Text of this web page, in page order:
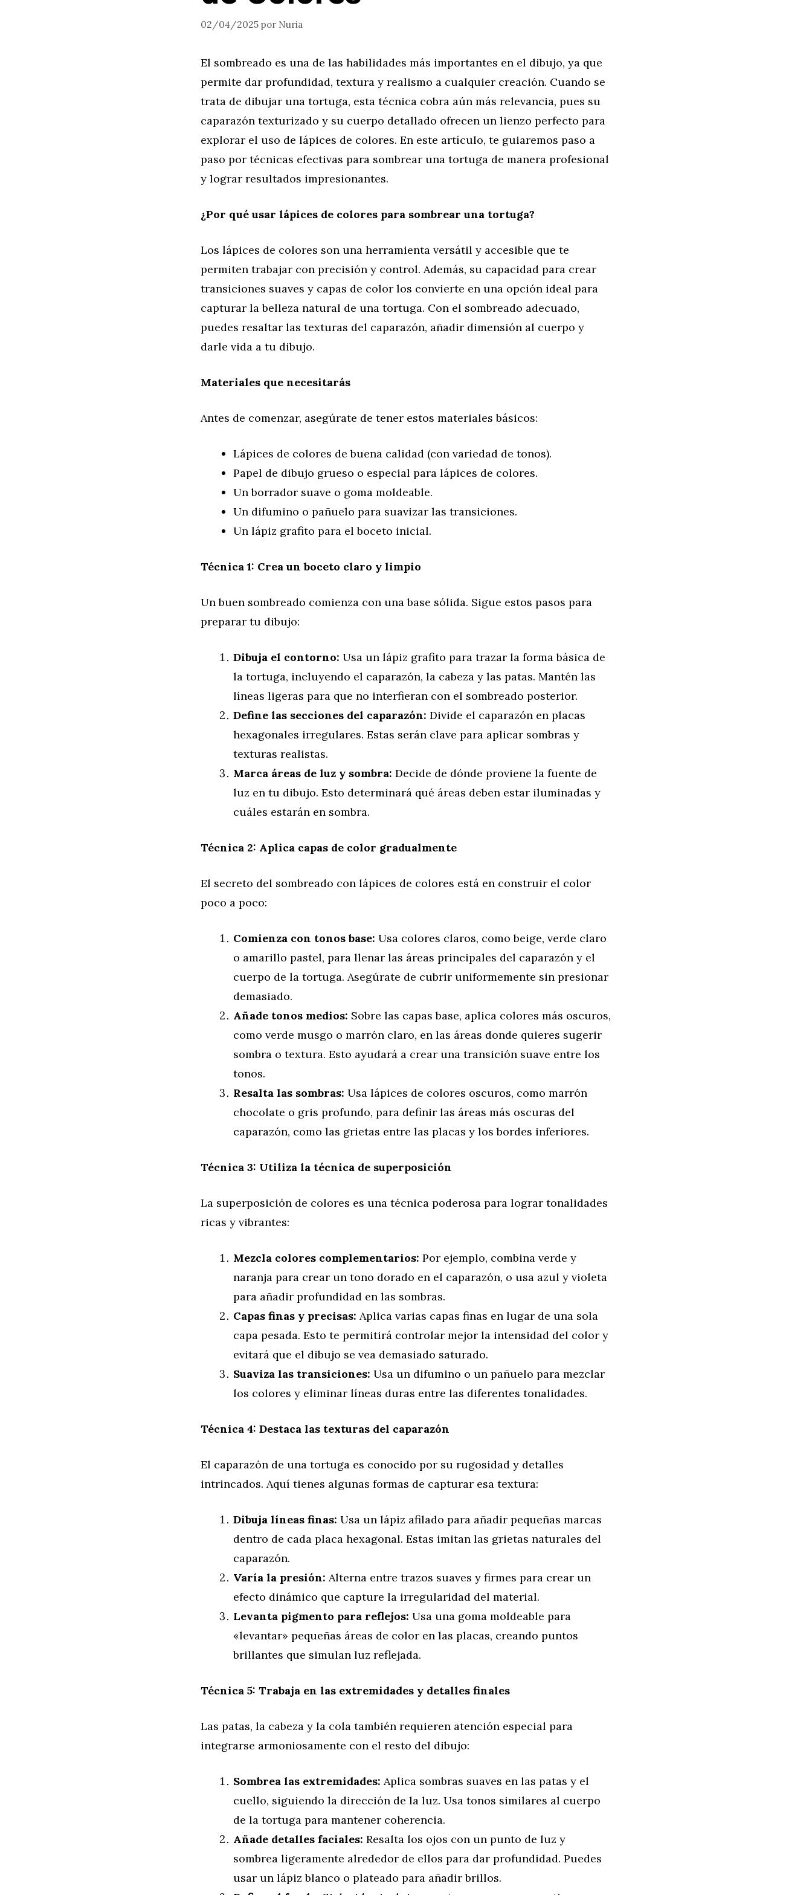
02/04/2025 por Nuria
El sombreado es una de las habilidades más importantes en el dibujo, ya que
permite dar profundidad, textura y realismo a cualquier creación. Cuando se
trata de dibujar una tortuga, esta técnica cobra aún más relevancia, pues su
caparazón texturizado y su cuerpo detallado ofrecen un lienzo perfecto para
explorar el uso de lápices de colores. En este artículo, te guiaremos paso a
paso por técnicas efectivas para sombrear una tortuga de manera profesional
y lograr resultados impresionantes.
¿Por qué usar lápices de colores para sombrear una tortuga?
Los lápices de colores son una herramienta versátil y accesible que te
permiten trabajar con precisión y control. Además, su capacidad para crear
transiciones suaves y capas de color los convierte en una opción ideal para
capturar la belleza natural de una tortuga. Con el sombreado adecuado,
puedes resaltar las texturas del caparazón, añadir dimensión al cuerpo y
darle vida a tu dibujo.
Materiales que necesitarás
Antes de comenzar, asegúrate de tener estos materiales básicos:
Lápices de colores de buena calidad (con variedad de tonos).
Papel de dibujo grueso o especial para lápices de colores.
Un borrador suave o goma moldeable.
Un difumino o pañuelo para suavizar las transiciones.
Un lápiz grafito para el boceto inicial.
Técnica 1: Crea un boceto claro y limpio
Un buen sombreado comienza con una base sólida. Sigue estos pasos para
preparar tu dibujo:
Dibuja el contorno: Usa un lápiz grafito para trazar la forma básica de
la tortuga, incluyendo el caparazón, la cabeza y las patas. Mantén las
líneas ligeras para que no interfieran con el sombreado posterior.
Define las secciones del caparazón: Divide el caparazón en placas
hexagonales irregulares. Estas serán clave para aplicar sombras y
texturas realistas.
Marca áreas de luz y sombra: Decide de dónde proviene la fuente de
luz en tu dibujo. Esto determinará qué áreas deben estar iluminadas y
cuáles estarán en sombra.
Técnica 2: Aplica capas de color gradualmente
El secreto del sombreado con lápices de colores está en construir el color
poco a poco:
Comienza con tonos base: Usa colores claros, como beige, verde claro
o amarillo pastel, para llenar las áreas principales del caparazón y el
cuerpo de la tortuga. Asegúrate de cubrir uniformemente sin presionar
demasiado.
Añade tonos medios: Sobre las capas base, aplica colores más oscuros,
como verde musgo o marrón claro, en las áreas donde quieres sugerir
sombra o textura. Esto ayudará a crear una transición suave entre los
tonos.
Resalta las sombras: Usa lápices de colores oscuros, como marrón
chocolate o gris profundo, para definir las áreas más oscuras del
caparazón, como las grietas entre las placas y los bordes inferiores.
Técnica 3: Utiliza la técnica de superposición
La superposición de colores es una técnica poderosa para lograr tonalidades
ricas y vibrantes:
Mezcla colores complementarios: Por ejemplo, combina verde y
naranja para crear un tono dorado en el caparazón, o usa azul y violeta
para añadir profundidad en las sombras.
Capas finas y precisas: Aplica varias capas finas en lugar de una sola
capa pesada. Esto te permitirá controlar mejor la intensidad del color y
evitará que el dibujo se vea demasiado saturado.
Suaviza las transiciones: Usa un difumino o un pañuelo para mezclar
los colores y eliminar líneas duras entre las diferentes tonalidades.
Técnica 4: Destaca las texturas del caparazón
El caparazón de una tortuga es conocido por su rugosidad y detalles
intrincados. Aquí tienes algunas formas de capturar esa textura:
Dibuja líneas finas: Usa un lápiz afilado para añadir pequeñas marcas
dentro de cada placa hexagonal. Estas imitan las grietas naturales del
caparazón.
Varía la presión: Alterna entre trazos suaves y firmes para crear un
efecto dinámico que capture la irregularidad del material.
Levanta pigmento para reflejos: Usa una goma moldeable para
«levantar» pequeñas áreas de color en las placas, creando puntos
brillantes que simulan luz reflejada.
Técnica 5: Trabaja en las extremidades y detalles finales
Las patas, la cabeza y la cola también requieren atención especial para
integrarse armoniosamente con el resto del dibujo:
Sombrea las extremidades: Aplica sombras suaves en las patas y el
cuello, siguiendo la dirección de la luz. Usa tonos similares al cuerpo
de la tortuga para mantener coherencia.
Añade detalles faciales: Resalta los ojos con un punto de luz y
sombrea ligeramente alrededor de ellos para dar profundidad. Puedes
usar un lápiz blanco o plateado para añadir brillos.